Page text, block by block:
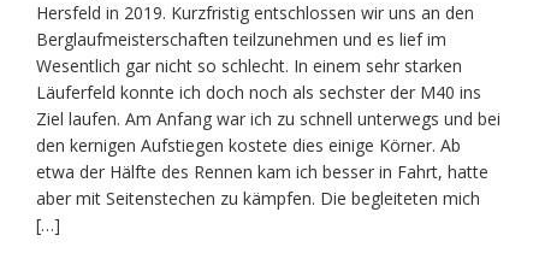
Hersfeld in 2019. Kurzfristig entschlossen wir uns an den
Berglaufmeisterschaften teilzunehmen und es lief im
Wesentlich gar nicht so schlecht. In einem sehr starken
Läuferfeld konnte ich doch noch als sechster der M40 ins
Ziel laufen. Am Anfang war ich zu schnell unterwegs und bei
den kernigen Aufstiegen kostete dies einige Körner. Ab
etwa der Hälfte des Rennen kam ich besser in Fahrt, hatte
aber mit Seitenstechen zu kämpfen. Die begleiteten mich
[…]